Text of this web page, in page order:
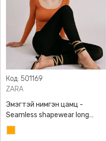
Код: 501169
ZARA
Эмэгтэй нимгэн цамц -
Seamless shapewear long
sleeve t-shirt, 40-60кг жинд
таарна, ZARA, 8779/458/615,